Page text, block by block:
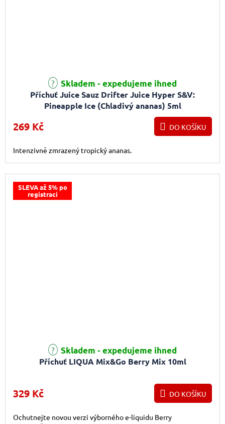
Příchuť Juice Sauz Drifter Juice Hyper S&V:
Pineapple Ice (Chladivý ananas) 5ml
Skladem - expedujeme ihned
269 Kč DO KOŠÍKU
Intenzivně zmrazený tropický ananas.
SLEVA až 5% po
registraci
Příchuť LIQUA Mix&Go Berry Mix 10ml
Skladem - expedujeme ihned
329 Kč DO KOŠÍKU
Ochutnejte novou verzi výborného e-liquidu Berry